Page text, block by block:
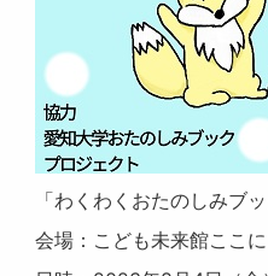
「わくわくおたのしみブッ
会場：こども未来館ここ